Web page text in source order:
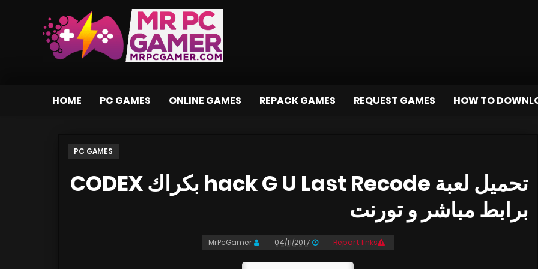
HOME PC GAMES ONLINE GAMES REPACK GAMES REQUEST GAMES HOW TO
PC GAMES
تحميل لعبة hack G U Last Recode بكراك CODEX
برابط مباشر و تورنت
MrPcGamer 04/11/2017 Report links